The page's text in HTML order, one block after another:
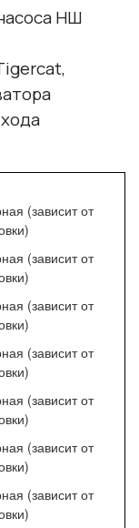
НШ
(зависит от
(зависит от
(зависит от
(зависит от
(зависит от
(зависит от
(зависит от